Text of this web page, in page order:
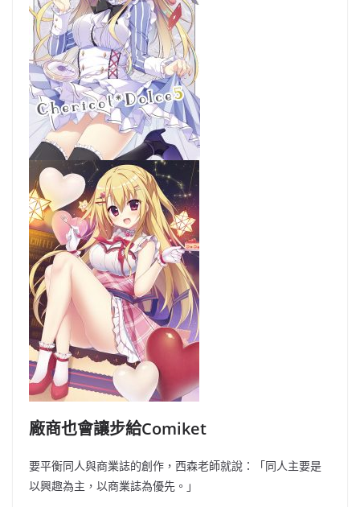
廠商也會讓步給Comiket
要平衡同人與商業誌的創作，西森老師就說：「同人主要是
以興趣為主，以商業誌為優先。」